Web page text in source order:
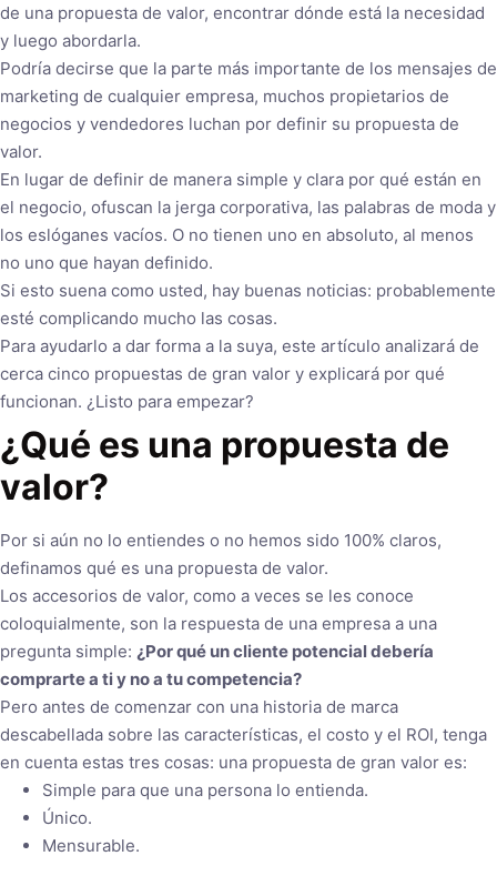
de una propuesta de valor, encontrar dónde está la necesidad
y luego abordarla.
Podría decirse que la parte más importante de los mensajes de
marketing de cualquier empresa, muchos propietarios de
negocios y vendedores luchan por definir su propuesta de
valor.
En lugar de definir de manera simple y clara por qué están en
el negocio, ofuscan la jerga corporativa, las palabras de moda y
los eslóganes vacíos. O no tienen uno en absoluto, al menos
no uno que hayan definido.
Si esto suena como usted, hay buenas noticias: probablemente
esté complicando mucho las cosas.
Para ayudarlo a dar forma a la suya, este artículo analizará de
cerca cinco propuestas de gran valor y explicará por qué
funcionan. ¿Listo para empezar?
¿Qué es una propuesta de
valor?
Por si aún no lo entiendes o no hemos sido 100% claros,
definamos qué es una propuesta de valor.
Los accesorios de valor, como a veces se les conoce
coloquialmente, son la respuesta de una empresa a una
pregunta simple: ¿Por qué un cliente potencial debería
comprarte a ti y no a tu competencia?
Pero antes de comenzar con una historia de marca
descabellada sobre las características, el costo y el ROI, tenga
en cuenta estas tres cosas: una propuesta de gran valor es:
Simple para que una persona lo entienda.
Único.
Mensurable.